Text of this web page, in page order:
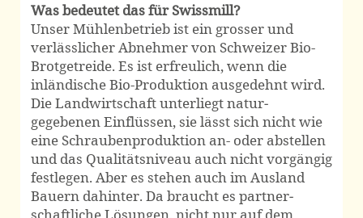
Was bedeutet das für Swissmill?
Unser Mühlenbetrieb ist ein grosser und
verlässlicher Abnehmer von Schweizer Bio-
Brot­getreide. Es ist erfreulich, wenn die
inländische Bio-Produktion ausgedehnt wird.
Die Land­wirtschaft unterliegt natur­
gegebenen Einflüssen, sie lässt sich nicht wie
eine Schrauben­produktion an- oder abstellen
und das Qualitäts­niveau auch nicht vorgängig
festlegen. Aber es stehen auch im Ausland
Bauern dahinter. Da braucht es partner­